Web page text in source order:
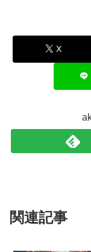
X
関連記事